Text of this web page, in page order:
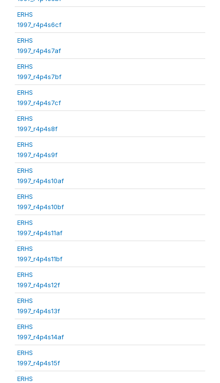
ERHS
1997_r4p4s6cf
ERHS
1997_r4p4s7af
ERHS
1997_r4p4s7bf
ERHS
1997_r4p4s7cf
ERHS
1997_r4p4s8f
ERHS
1997_r4p4s9f
ERHS
1997_r4p4s10af
ERHS
1997_r4p4s10bf
ERHS
1997_r4p4s11af
ERHS
1997_r4p4s11bf
ERHS
1997_r4p4s12f
ERHS
1997_r4p4s13f
ERHS
1997_r4p4s14af
ERHS
1997_r4p4s15f
ERHS